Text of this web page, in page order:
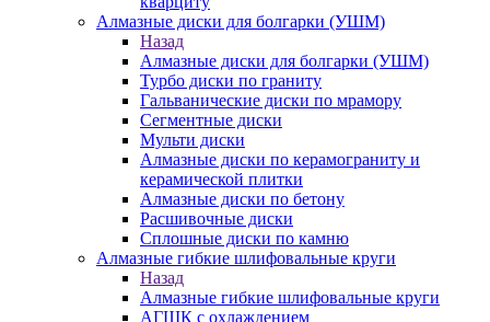
Алмазные диски для болгарки (УШМ)
Назад
Алмазные диски для болгарки (УШМ)
Турбо диски по граниту
Гальванические диски по мрамору
Сегментные диски
Мульти диски
Алмазные диски по керамограниту и
керамической плитки
Алмазные диски по бетону
Расшивочные диски
Сплошные диски по камню
Алмазные гибкие шлифовальные круги
Назад
Алмазные гибкие шлифовальные круги
АГШК с охлаждением